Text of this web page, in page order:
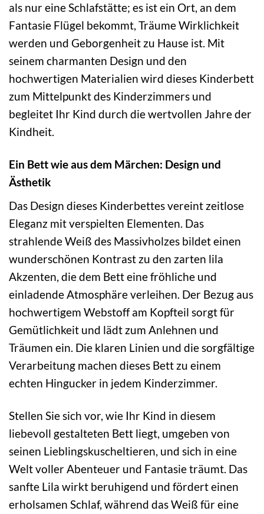
als nur eine Schlafstätte; es ist ein Ort, an dem
Fantasie Flügel bekommt, Träume Wirklichkeit
werden und Geborgenheit zu Hause ist. Mit
seinem charmanten Design und den
hochwertigen Materialien wird dieses Kinderbett
zum Mittelpunkt des Kinderzimmers und
begleitet Ihr Kind durch die wertvollen Jahre der
Kindheit.
Ein Bett wie aus dem Märchen: Design und
Ästhetik
Das Design dieses Kinderbettes vereint zeitlose
Eleganz mit verspielten Elementen. Das
strahlende Weiß des Massivholzes bildet einen
wunderschönen Kontrast zu den zarten lila
Akzenten, die dem Bett eine fröhliche und
einladende Atmosphäre verleihen. Der Bezug aus
hochwertigem Webstoff am Kopfteil sorgt für
Gemütlichkeit und lädt zum Anlehnen und
Träumen ein. Die klaren Linien und die sorgfältige
Verarbeitung machen dieses Bett zu einem
echten Hingucker in jedem Kinderzimmer.
Stellen Sie sich vor, wie Ihr Kind in diesem
liebevoll gestalteten Bett liegt, umgeben von
seinen Lieblingskuscheltieren, und sich in eine
Welt voller Abenteuer und Fantasie träumt. Das
sanfte Lila wirkt beruhigend und fördert einen
erholsamen Schlaf, während das Weiß für eine